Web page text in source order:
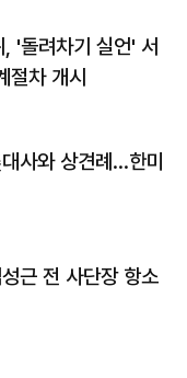
'돌려차기 실언' 서
절차 개시
사와 상견례…한미
근 전 사단장 항소